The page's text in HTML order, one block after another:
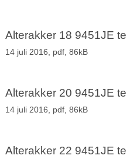
Alterakker 18 9451JE te
14 juli 2016, pdf, 86kB
Alterakker 20 9451JE te
14 juli 2016, pdf, 86kB
Alterakker 22 9451JE te